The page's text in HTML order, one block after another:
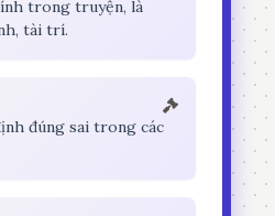
trong truyện, là
tài trí.
đúng sai trong các